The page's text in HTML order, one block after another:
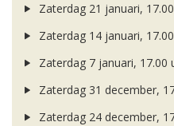
Zaterdag 21 januari,
Zaterdag 14 januari,
Zaterdag 7 januari, 17.00
Zaterdag 31 december,
Zaterdag 24 december,